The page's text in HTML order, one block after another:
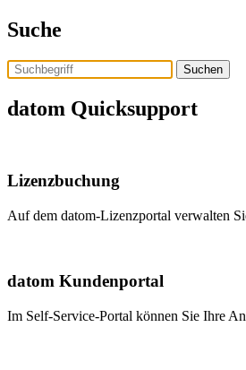
Skip
to
the
content
Suche
datom Quicksupport
Lizenzbuchung
Auf dem datom-Lizenzportal verwalten
datom Kundenportal
Im Self-Service-Portal können Sie Ihre